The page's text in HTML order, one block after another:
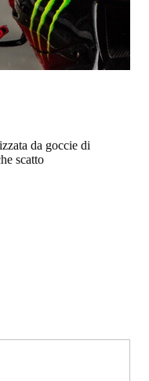
da goccie di
scatto